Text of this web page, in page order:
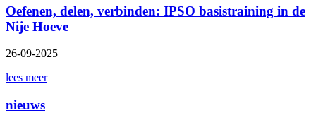
Oefenen, delen, verbinden: IPSO basistraining in de
Nije Hoeve
26-09-2025
lees meer
nieuws